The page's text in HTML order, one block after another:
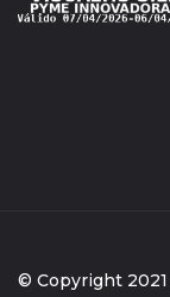
© Copyright 2021